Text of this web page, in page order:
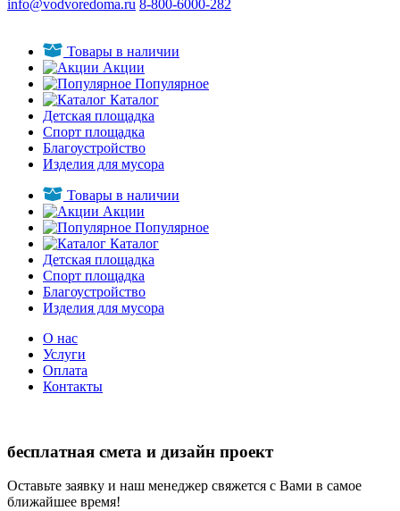
info@vodvoredoma.ru 8-800-6000-282
Товары в наличии
Акции
Популярное
Каталог
Детская площадка
Спорт площадка
Благоустройство
Изделия для мусора
Товары в наличии
Акции
Популярное
Каталог
Детская площадка
Спорт площадка
Благоустройство
Изделия для мусора
О нас
Услуги
Оплата
Контакты
бесплатная смета и дизайн проект
Оставьте заявку и наш менеджер свяжется с Вами в самое
ближайшее время!